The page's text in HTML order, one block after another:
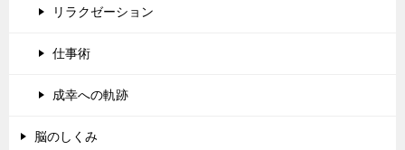
リラクゼーション
仕事術
成幸への軌跡
脳のしくみ